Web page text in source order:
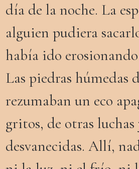
día de la noche. La
alguien pudiera
había ido
Las piedras húmedas
rezumaban un eco
gritos, de otras luchas
desvanecidas. Allí,